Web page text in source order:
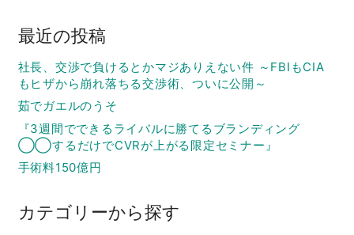
最近の投稿
社長、交渉で負けるとかマジありえない件 ～FBIもCIA
もヒザから崩れ落ちる交渉術、ついに公開～
茹でガエルのうそ
『3週間でできるライバルに勝てるブランディング
◯◯するだけでCVRが上がる限定セミナー』
手術料150億円
カテゴリーから探す